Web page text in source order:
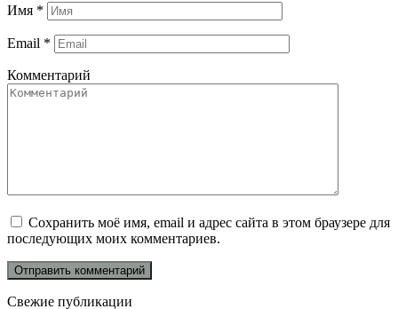
Имя *
Email *
Комментарий
Сохранить моё имя, email и адрес сайта в этом браузере для
последующих моих комментариев.
Свежие публикации